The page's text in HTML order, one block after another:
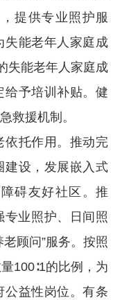
提供专业照护服
失能老年人家庭成
失能老年人家庭成
给予培训补贴。健
救援机制。
托作用。推动完
建设，发展嵌入式
碍友好社区。推
专业照护、日间照
顾问”服务。按照
100∶1的比例，为
公益性岗位。有条